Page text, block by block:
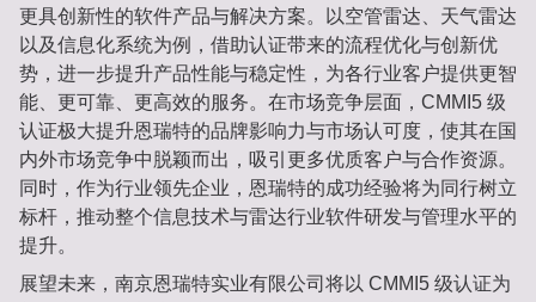
更具创新性的软件产品与解决方案。以空管雷达、天气雷达
以及信息化系统为例，借助认证带来的流程优化与创新优
势，进一步提升产品性能与稳定性，为各行业客户提供更智
能、更可靠、更高效的服务。在市场竞争层面，CMMI5 级
认证极大提升恩瑞特的品牌影响力与市场认可度，使其在国
内外市场竞争中脱颖而出，吸引更多优质客户与合作资源。
同时，作为行业领先企业，恩瑞特的成功经验将为同行树立
标杆，推动整个信息技术与雷达行业软件研发与管理水平的
提升。
展望未来，南京恩瑞特实业有限公司将以 CMMI5 级认证为